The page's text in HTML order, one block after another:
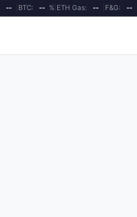
-- BTC: -- %| ETH Gas: -- F&G: --